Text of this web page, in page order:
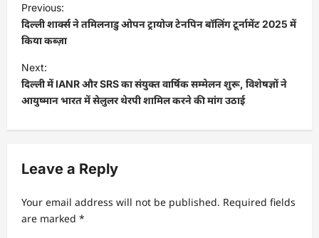
o
s
t
n
a
v
g
a
t
Previous:
दिल्ली शार्क्स ने तमिलनाडु ओपन ट्रायोज टेनपिन बॉलिंग टूर्नामेंट 2025 में
किया कब्ज़ा
Next:
दिल्ली में IANR और SRS का संयुक्त वार्षिक सम्मेलन शुरू, विशेषज्ञों ने
आयुष्मान भारत में सेलुलर थेरपी शामिल करने की मांग उठाई
Leave a Reply
Your email address will not be published. Required fields
are marked *